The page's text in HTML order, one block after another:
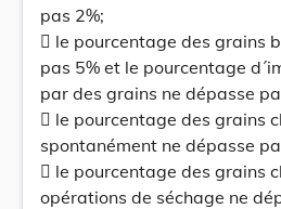
pas 2%;
 le pourcentage des grains
pas 5% et le pourcentage
par des grains ne dépasse
 le pourcentage des grains
spontanément ne dépasse
 le pourcentage des grains
opérations de séchage ne